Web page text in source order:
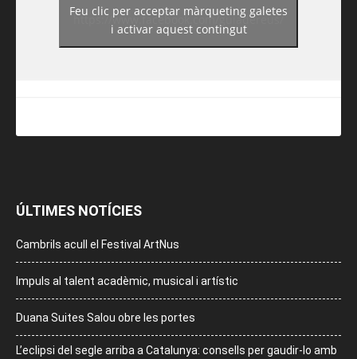
https://www.facebook.com/guiadereus/
Feu clic per acceptar màrqueting galetes
i activar aquest contingut
ÚLTIMES NOTÍCIES
Cambrils acull el Festival ArtNus
Impuls al talent acadèmic, musical i artístic
Duana Suites Salou obre les portes
L’eclipsi del segle arriba a Catalunya: consells per gaudir-lo amb